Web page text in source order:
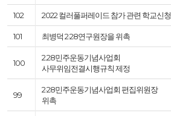
102 2022 컬러풀퍼레이드 참가 관련 학교신청
101 최병덕 2·28연구원장을 위촉
100
2.28민주운동기념사업회
사무위임전결시행규칙 제정
99
2·28민주운동기념사업회 편집위원장
위촉